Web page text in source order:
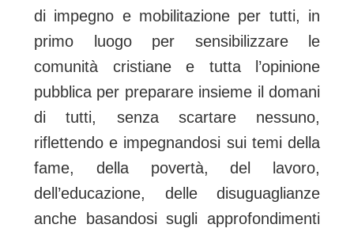
di impegno e mobilitazione per tutti, in
primo luogo per sensibilizzare le
comunità cristiane e tutta l’opinione
pubblica per preparare insieme il domani
di tutti, senza scartare nessuno,
riflettendo e impegnandosi sui temi della
fame, della povertà, del lavoro,
dell’educazione, delle disuguaglianze
anche basandosi sugli approfondimenti